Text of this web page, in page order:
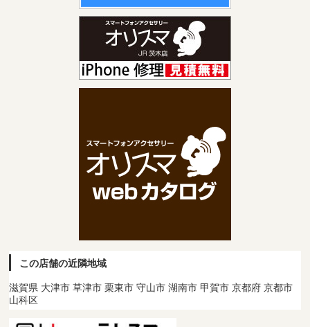
この店舗の近隣地域
滋賀県 大津市 草津市 栗東市 守山市 湖南市 甲賀市 京都府 京都市
山科区